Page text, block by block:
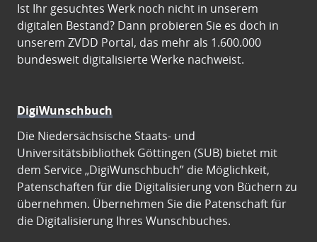
Ist Ihr gesuchtes Werk noch nicht in unserem
digitalen Bestand? Dann probieren Sie es doch in
unserem ZVDD Portal, das mehr als 1.600.000
bundesweit digitalisierte Werke nachweist.
DigiWunschbuch
Die Niedersächsische Staats- und
Universitätsbibliothek Göttingen (SUB) bietet mit
dem Service „DigiWunschbuch” die Möglichkeit,
Patenschaften für die Digitalisierung von Büchern zu
übernehmen. Übernehmen Sie die Patenschaft für
die Digitalisierung Ihres Wunschbuches.